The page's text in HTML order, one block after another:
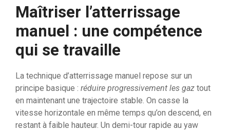
Maîtriser l’atterrissage
manuel : une compétence
qui se travaille
La technique d’atterrissage manuel repose sur un
principe basique : réduire progressivement les gaz tout
en maintenant une trajectoire stable. On casse la
vitesse horizontale en même temps qu’on descend, en
restant à faible hauteur. Un demi-tour rapide au yaw